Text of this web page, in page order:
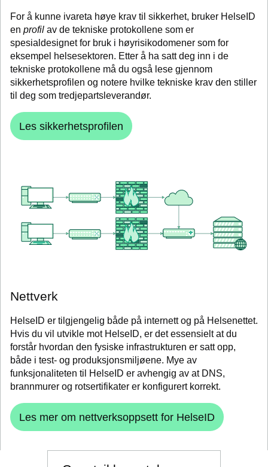
For å kunne ivareta høye krav til sikkerhet, bruker HelseID
en profil av de tekniske protokollene som er
spesialdesignet for bruk i høyrisikodomener som for
eksempel helsesektoren. Etter å ha satt deg inn i de
tekniske protokollene må du også lese gjennom
sikkerhetsprofilen og notere hvilke tekniske krav den stiller
til deg som tredjepartsleverandør.
Les sikkerhetsprofilen
Nettverk
HelseID er tilgjengelig både på internett og på Helsenettet.
Hvis du vil utvikle mot HelseID, er det essensielt at du
forstår hvordan den fysiske infrastrukturen er satt opp,
både i test- og produksjonsmiljøene. Mye av
funksjonaliteten til HelseID er avhengig av at DNS,
brannmurer og rotsertifikater er konfigurert korrekt.
Les mer om nettverksoppsett for HelseID